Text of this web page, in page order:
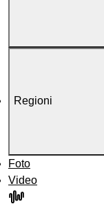
Regioni
Foto
Video